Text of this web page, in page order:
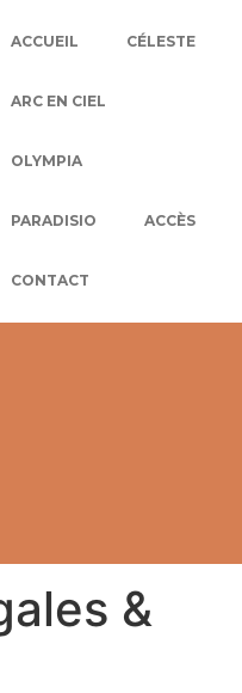
ACCUEIL CÉLESTE
ARC EN CIEL
OLYMPIA
PARADISIO ACCÈS
CONTACT
&